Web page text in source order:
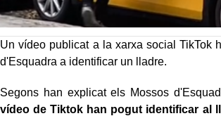
Un vídeo publicat a la xarxa social TikTok
d'Esquadra a identificar un lladre.
Segons han explicat els Mossos
vídeo de Tiktok han pogut identificar al